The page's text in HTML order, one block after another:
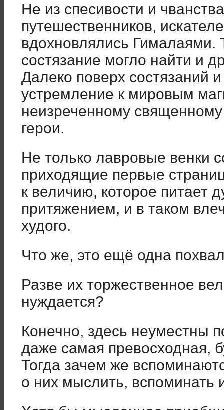
Не из спесивости и
путешественников,
вдохновлялись Гималаями.
состязание могло найти и
Далеко поверх состязаний
устремление к мировым
неизреченному
герои.
Не только лавровые венки
приходящие первые
к величию, которое питает
притяжением, и в таком
худого.
Что же, это ещё одна
Разве их торжественное
нуждается?
Конечно, здесь неуместны
даже самая превосходная,
Тогда зачем же
о них мыслить, вспоминать